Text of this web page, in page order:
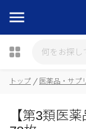
トップ 医薬品・サプ
【第3類医